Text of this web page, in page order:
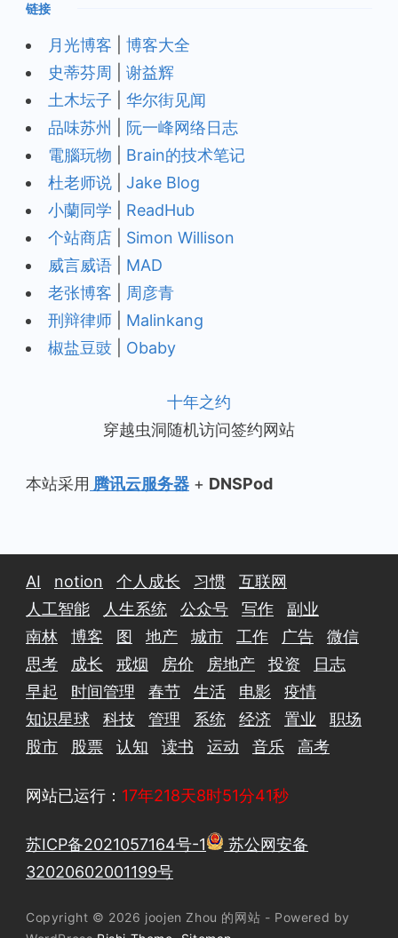
链接
月光博客
博客大全
史蒂芬周
谢益辉
土木坛子
华尔街见闻
品味苏州
阮一峰网络日志
電腦玩物
Brain的技术笔记
杜老师说
Jake Blog
小蘭同学
ReadHub
个站商店
Simon Willison
威言威语
MAD
老张博客
周彦青
刑辩律师
Malinkang
椒盐豆豉
Obaby
十年之约
穿越虫洞随机访问签约网站
本站采用 腾讯云服务器 + DNSPod
AI notion 个人成长 习惯
互联网
人工智能
人生系统 公众号 写作
副业
南林
博客 图 地产 城市 工作 广告
微信
思考
成长 戒烟 房价 房地产 投资
日志
早起
时间管理 春节 生活 电影
疫情
知识星球
科技 管理 系统 经济 置业
职场
股市
股票 认知 读书 运动 音乐 高考
网站已运行： 17年218天8时51分42秒
苏ICP备2021057164号-1
苏公网安备
32020602001199号
Copyright © 2026 joojen Zhou 的网站 - Powered by